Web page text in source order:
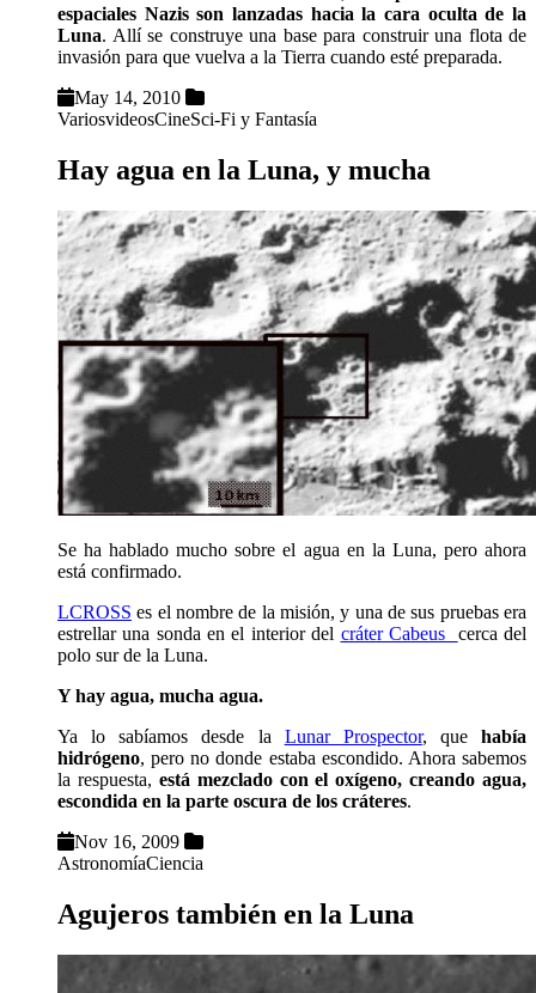
espaciales Nazis son lanzadas hacia la cara oculta de la
Luna. Allí se construye una base para construir una flota de
invasión para que vuelva a la Tierra cuando esté preparada.
May 14, 2010
VariosvideosCineSci-Fi y Fantasía
Hay agua en la Luna, y mucha
Se ha hablado mucho sobre el agua en la Luna, pero ahora
está confirmado.
LCROSS es el nombre de la misión, y una de sus pruebas era
estrellar una sonda en el interior del cráter Cabeus cerca del
polo sur de la Luna.
Y hay agua, mucha agua.
Ya lo sabíamos desde la Lunar Prospector, que había
hidrógeno, pero no donde estaba escondido. Ahora sabemos
la respuesta, está mezclado con el oxígeno, creando agua,
escondida en la parte oscura de los cráteres.
Nov 16, 2009
AstronomíaCiencia
Agujeros también en la Luna